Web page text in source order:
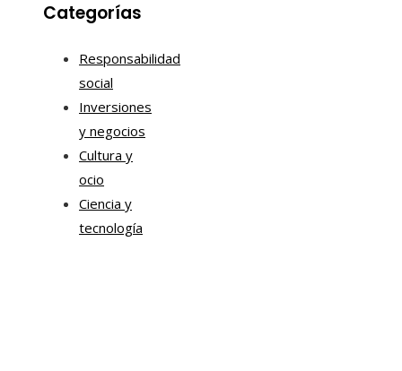
Categorías
Responsabilidad
social
Inversiones
y negocios
Cultura y
ocio
Ciencia y
tecnología